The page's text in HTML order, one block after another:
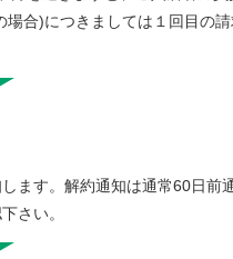
合)につきましては１回目の
ます。解約通知は通常60日前
さい。